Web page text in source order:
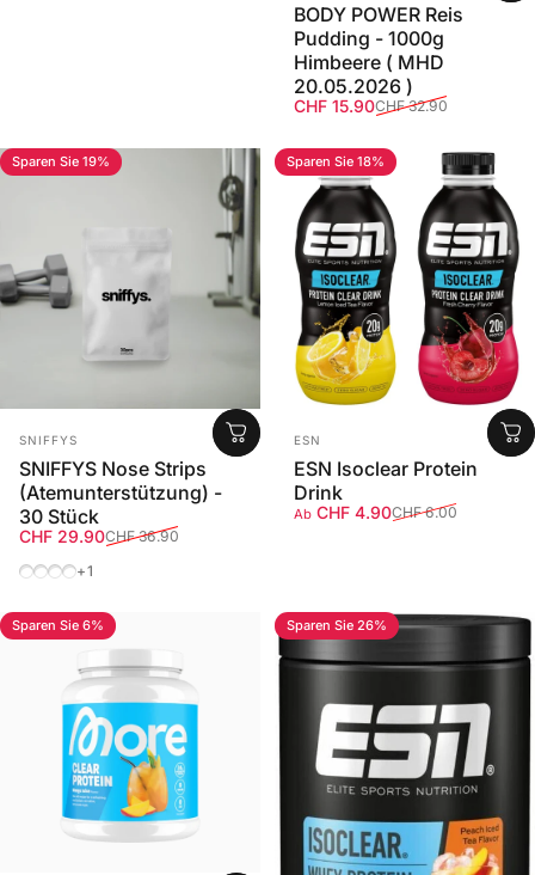
BODY POWER Reis
Pudding - 1000g
Himbeere ( MHD
20.05.2026 )
Verkaufspreis
CHF 15.90
Normaler Preis
CHF 32.90
Sparen Sie 19%
Anbieter:
SNIFFYS
SNIFFYS Nose Strips
(Atemunterstützung) -
30 Stück
Verkaufspreis
CHF 29.90
Normaler Preis
CHF 36.90
Schwarz
Transparent
Menthol
Rosa
+1
Sparen Sie 18%
Anbieter:
ESN
ESN Isoclear Protein
Drink
Verkaufspreis
Ab CHF 4.90
Normaler PreisCHF 6.00
Sparen Sie 6% Sparen Sie 26%